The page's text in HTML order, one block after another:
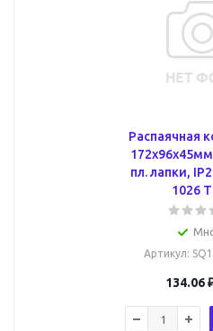
Распаячная
пл. лапки,
1026
Артикул:
134.06